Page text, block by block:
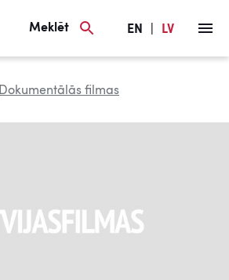
Meklēt EN LV
Dokumentālās filmas